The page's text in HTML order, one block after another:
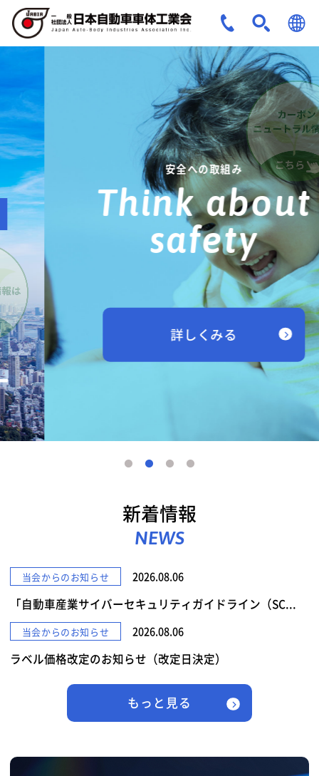
JPN
ENG
安全への取組み
Think about
safety
詳しくみる
新着情報
NEWS
当会からのお知らせ 2026.08.06
「自動車産業サイバーセキュリティガイドライン（SC...
当会からのお知らせ 2026.08.06
ラベル価格改定のお知らせ（改定日決定）
もっと見る